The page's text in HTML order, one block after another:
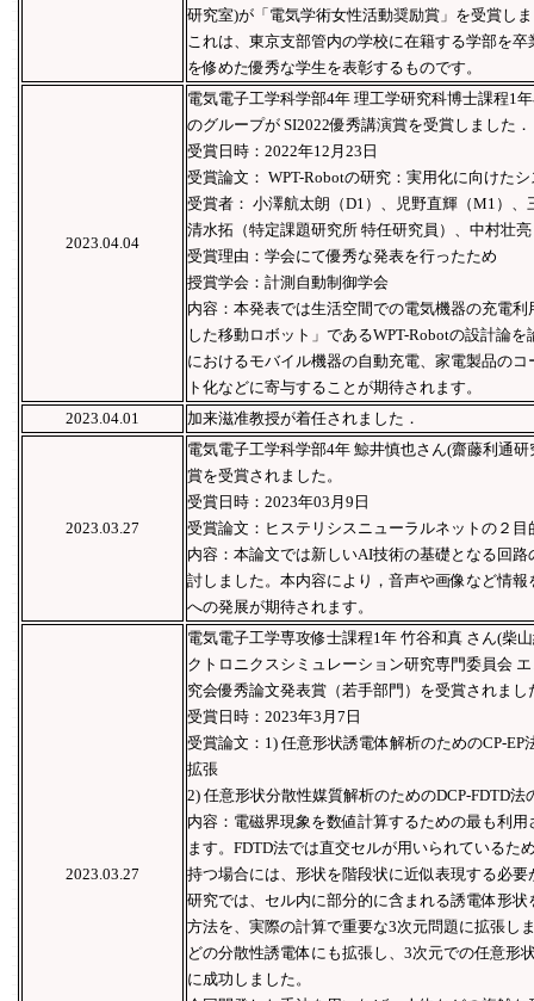
研究室)が「電気学術女性活動奨励賞」を受賞し
これは、東京支部管内の学校に在籍する学部を
を修めた優秀な学生を表彰するものです。
2023.04.04
電気電子工学科学部4年 理工学研究科博士課程1
のグループが SI2022優秀講演賞を受賞しました．
受賞日時：2022年12月23日
受賞論文： WPT-Robotの研究：実用化に向けた
受賞者： 小澤航太朗（D1）、児野直輝（M1）
清水拓（特定課題研究所 特任研究員）、中村壮亮
受賞理由：学会にて優秀な発表を行ったため
授賞学会：計測自動制御学会
内容：本発表では生活空間での電気機器の充電
した移動ロボット」であるWPT-Robotの設計論
におけるモバイル機器の自動充電、家電製品の
ト化などに寄与することが期待されます。
2023.04.01
加来滋准教授が着任されました．
2023.03.27
電気電子工学科学部4年 鯨井慎也さん(齋藤利通
賞を受賞されました。
受賞日時：2023年03月9日
受賞論文：ヒステリシスニューラルネットの２
内容：本論文では新しいAI技術の基礎となる回
討しました。本内容により，音声や画像など情
への発展が期待されます。
2023.03.27
電気電子工学専攻修士課程1年 竹谷和真 さん(柴
クトロニクスシミュレーション研究専門委員会
究会優秀論文発表賞（若手部門）を受賞されまし
受賞日時：2023年3月7日
受賞論文：1) 任意形状誘電体解析のためのCP-
拡張
2) 任意形状分散性媒質解析のためのDCP-FDTD法
内容：電磁界現象を数値計算するための最も利
ます。FDTD法では直交セルが用いられているた
持つ場合には、形状を階段状に近似表現する必
研究では、セル内に部分的に含まれる誘電体形
方法を、実際の計算で重要な3次元問題に拡張し
どの分散性誘電体にも拡張し、3次元での任意形
に成功しました。